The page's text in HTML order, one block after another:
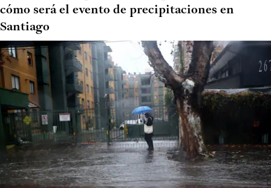
cómo será el evento de precipitaciones en
Santiago